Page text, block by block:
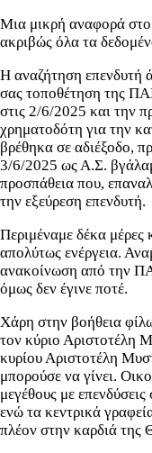
Μια μικρή αναφορά στο
ακριβώς όλα τα
​​​​​​​Η αναζήτηση επενδυτή
σας τοποθέτηση της
στις 2/6/2025 και την
χρηματοδότη για την
βρέθηκα σε αδιέξοδο,
3/6/2025 ως Α.Σ.
προσπάθεια που,
την εξεύρεση επενδυτή.
Περιμέναμε δέκα
απολύτως ενέργεια.
ανακοίνωση από την
όμως δεν έγινε ποτέ.
Χάρη στην βοήθεια
τον κύριο Αριστοτέλη
κυρίου Αριστοτέλη
μπορούσε να γίνει.
μεγέθους με
ενώ τα κεντρικά
πλέον στην καρδιά της